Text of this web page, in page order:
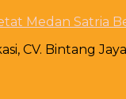
Medan Satria
CV. Bintang